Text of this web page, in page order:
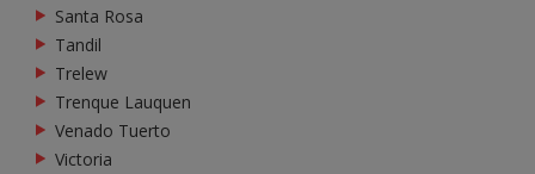
Santa Rosa
Tandil
Trelew
Trenque Lauquen
Venado Tuerto
Victoria